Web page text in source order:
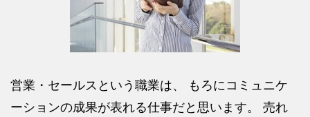
営業・セールスという職業は、 もろにコミュニケ
ーションの成果が表れる仕事だと思います。 売れ